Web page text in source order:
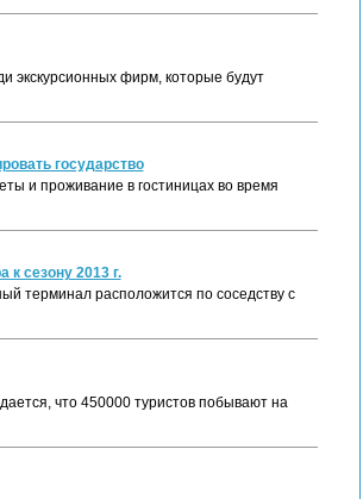
экскурсионных фирм, которые будут
государство
и проживание в гостиницах во время
сезону 2013 г.
терминал расположится по соседству с
что 450000 туристов побывают на